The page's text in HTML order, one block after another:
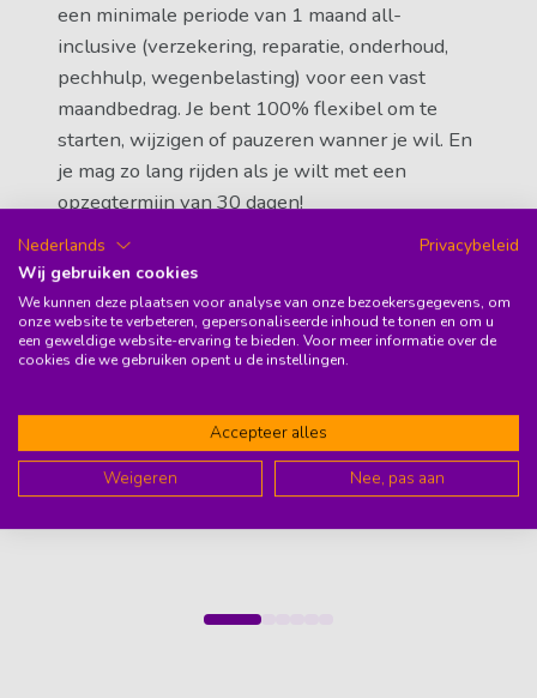
een minimale periode van 1 maand all-
inclusive (verzekering, reparatie, onderhoud,
pechhulp, wegenbelasting) voor een vast
maandbedrag. Je bent 100% flexibel om te
starten, wijzigen of pauzeren wanner je wil. En
je mag zo lang rijden als je wilt met een
opzegtermijn van 30 dagen!
Nederlands
Privacybeleid
Wij gebruiken cookies
We kunnen deze plaatsen voor analyse van onze bezoekersgegevens, om
onze website te verbeteren, gepersonaliseerde inhoud te tonen en om u
een geweldige website-ervaring te bieden. Voor meer informatie over de
cookies die we gebruiken opent u de instellingen.
Accepteer alles
Weigeren
Nee, pas aan